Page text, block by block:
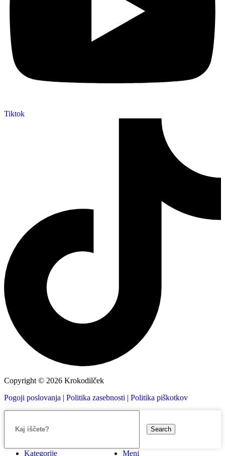
Tiktok
Copyright © 2026 Krokodilček
Pogoji poslovanja | Politika zasebnosti | Politika piškotkov
Search
Kategorije Meni